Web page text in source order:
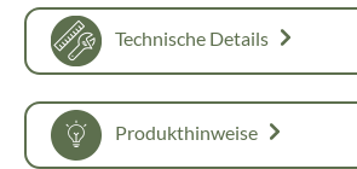
Technische Details
Produkthinweise